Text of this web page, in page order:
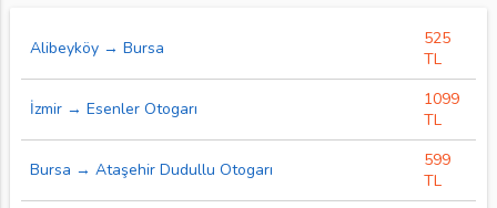
Alibeyköy → Bursa
525
TL
İzmir → Esenler Otogarı
1099
TL
Bursa → Ataşehir Dudullu Otogarı
599
TL